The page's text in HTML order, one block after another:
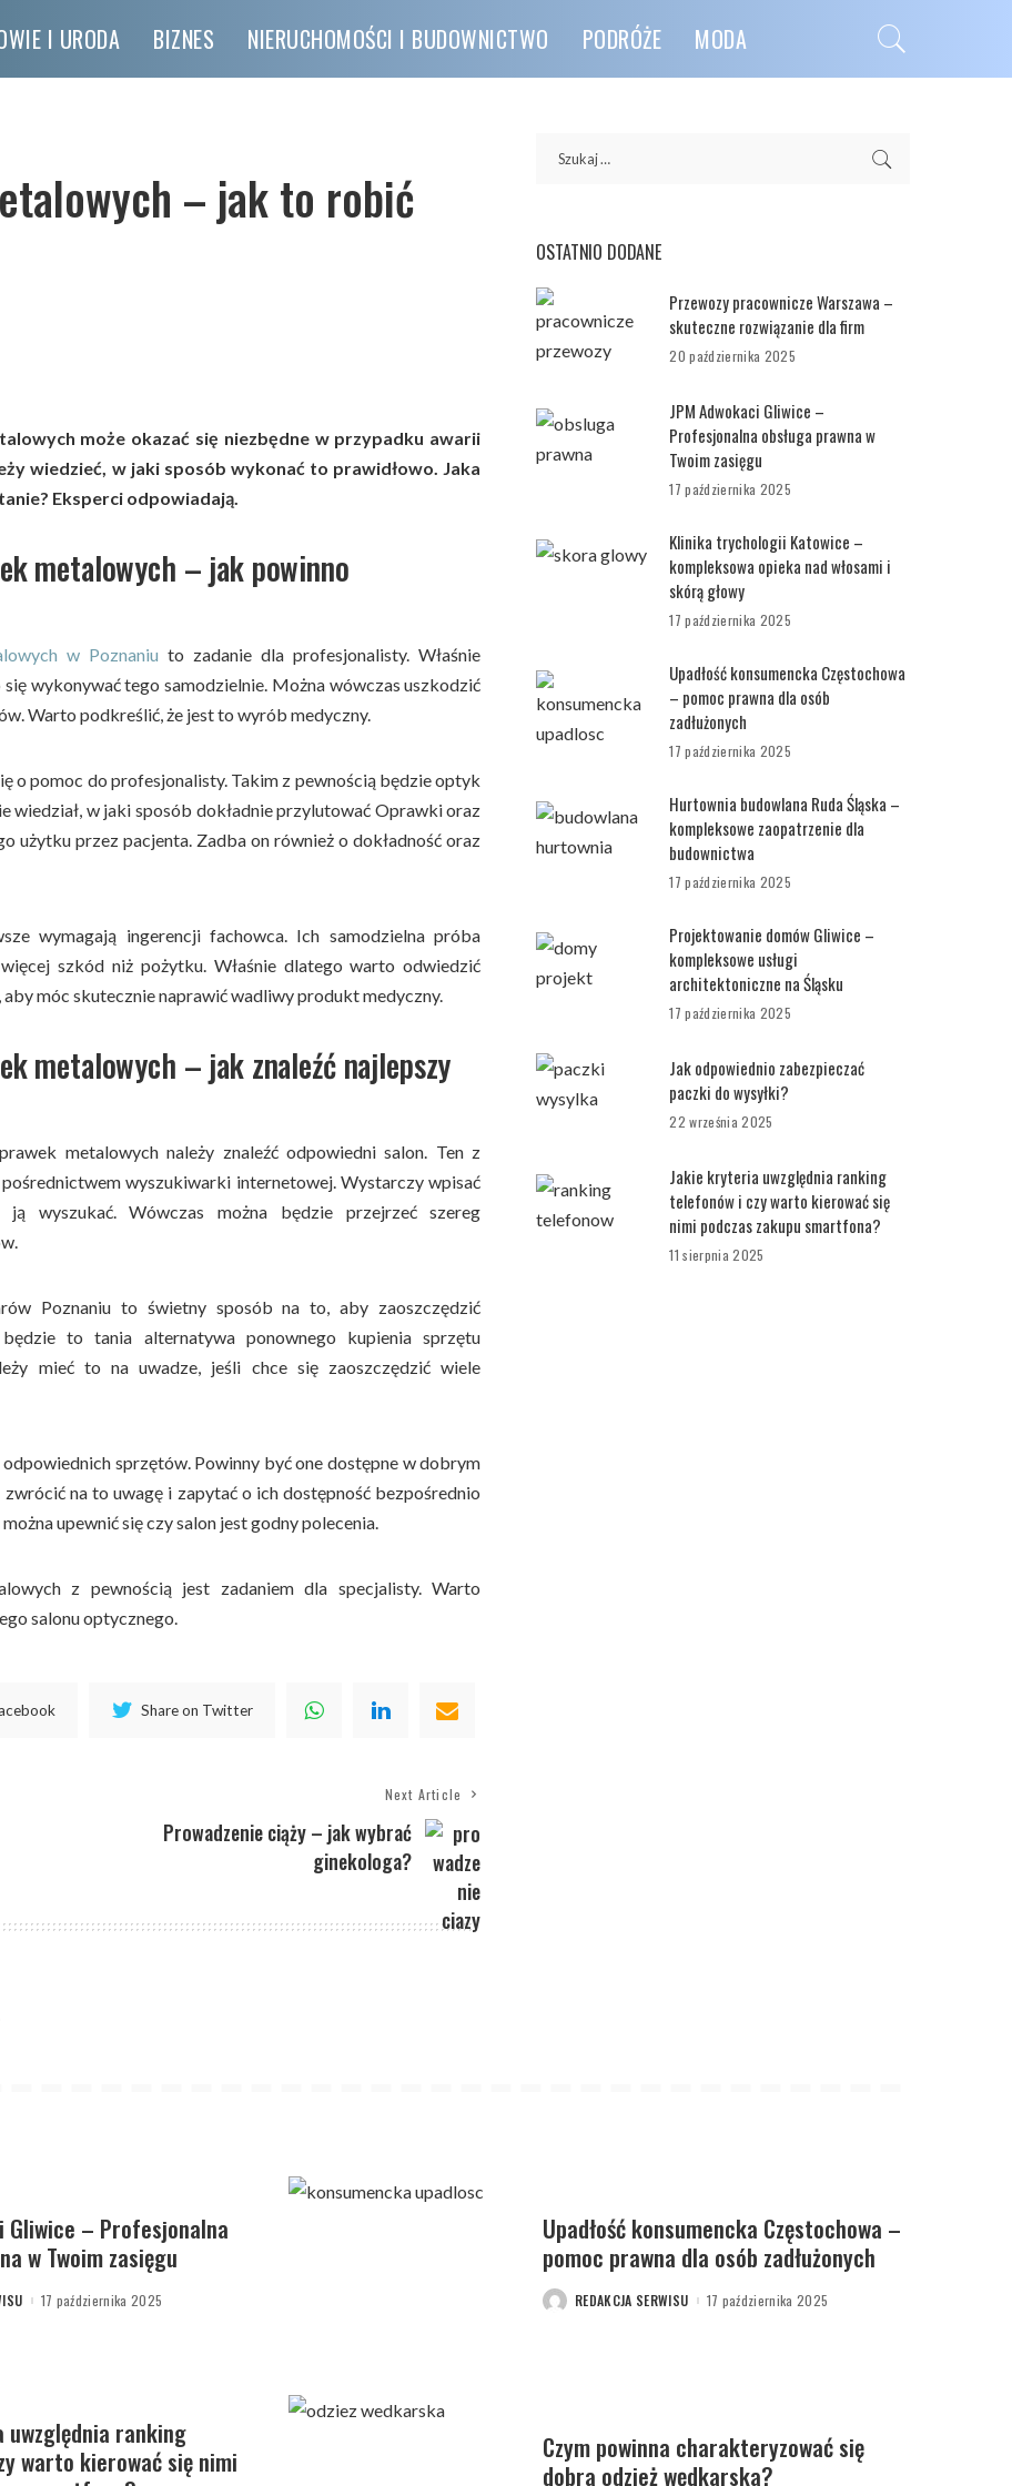
I URODA BIZNES NIERUCHOMOŚCI I BUDOWNICTWO PODRÓŻE MODA
– jak to robić
może okazać się niezbędne w przypadku awarii
wiedzieć, w jaki sposób wykonać to prawidłowo. Jaka
Eksperci odpowiadają.
metalowych – jak powinno
w Poznaniu to zadanie dla profesjonalisty. Właśnie
wykonywać tego samodzielnie. Można wówczas uszkodzić
Warto podkreślić, że jest to wyrób medyczny.
o pomoc do profesjonalisty. Takim z pewnością będzie optyk
wiedział, w jaki sposób dokładnie przylutować Oprawki oraz
użytku przez pacjenta. Zadba on również o dokładność oraz
wymagają ingerencji fachowca. Ich samodzielna próba
szkód niż pożytku. Właśnie dlatego warto odwiedzić
móc skutecznie naprawić wadliwy produkt medyczny.
metalowych – jak znaleźć najlepszy
metalowych należy znaleźć odpowiedni salon. Ten z
wyszukiwarki internetowej. Wystarczy wpisać
wyszukać. Wówczas można będzie przejrzeć szereg
Poznaniu to świetny sposób na to, aby zaoszczędzić
to tania alternatywa ponownego kupienia sprzętu
mieć to na uwadze, jeśli chce się zaoszczędzić wiele
sprzętów. Powinny być one dostępne w dobrym
na to uwagę i zapytać o ich dostępność bezpośrednio
upewnić się czy salon jest godny polecenia.
z pewnością jest zadaniem dla specjalisty. Warto
salonu optycznego.
Share on Twitter
Next Article
Prowadzenie ciąży – jak wybrać
ginekologa?
OSTATNIO DODANE
Przewozy pracownicze Warszawa –
skuteczne rozwiązanie dla firm
20 października 2025
JPM Adwokaci Gliwice –
Profesjonalna obsługa prawna w
Twoim zasięgu
17 października 2025
Klinika trychologii Katowice –
kompleksowa opieka nad włosami i
skórą głowy
17 października 2025
Upadłość konsumencka Częstochowa
– pomoc prawna dla osób
zadłużonych
17 października 2025
Hurtownia budowlana Ruda Śląska –
kompleksowe zaopatrzenie dla
budownictwa
17 października 2025
Projektowanie domów Gliwice –
kompleksowe usługi
architektoniczne na Śląsku
17 października 2025
Jak odpowiednio zabezpieczać
paczki do wysyłki?
22 września 2025
Jakie kryteria uwzględnia ranking
telefonów i czy warto kierować się
nimi podczas zakupu smartfona?
11 sierpnia 2025
Gliwice – Profesjonalna
w Twoim zasięgu
17 października 2025
Upadłość konsumencka Częstochowa –
pomoc prawna dla osób zadłużonych
POSTEDREDAKCJA SERWISU 17 października 2025
ranking
warto kierować się nimi
Czym powinna charakteryzować się
dobra odzież wędkarska?